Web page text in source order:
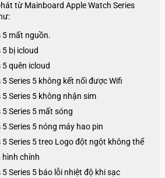
từ Mainboard Apple Watch Series
5 mất nguồn.
5 bị icloud
5 quên icloud
5Series 5 không kết nối được Wifi
5Series 5 không nhận sim
5Series 5 mất sóng
5Series 5 nóng máy hao pin
5Series 5treo Logo đột ngột không thể
hình chính
5Series 5 báo lỗi nhiệt độ khi sạc